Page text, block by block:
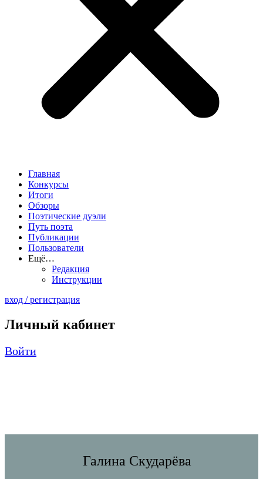
Главная
Конкурсы
Итоги
Обзоры
Поэтические дуэли
Путь поэта
Публикации
Пользователи
Ещё…
Редакция
Инструкции
вход / регистрация
Личный кабинет
Войти
Галина Скударёва